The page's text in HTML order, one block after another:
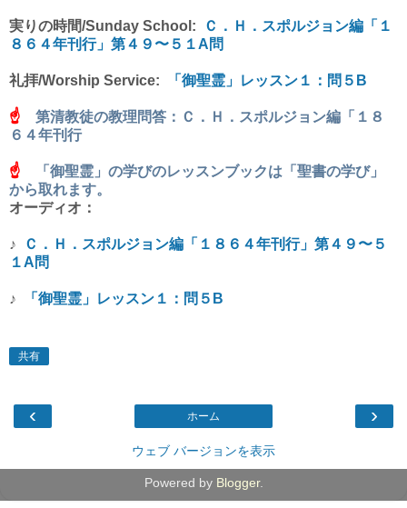
実りの時間/Sunday School:
Ｃ．Ｈ．スポルジョン編「１
８６４年刊行」第４９〜５１A問
礼拝/Worship Service: 「御聖霊」レッスン１：問５B
☝
第清教徒の教理問答：Ｃ．Ｈ．スポルジョン編「１８
６４年刊行
☝
「御聖霊」の学びのレッスンブックは「聖書の学び」
から取れます。
オーディオ：
♪
Ｃ．Ｈ．スポルジョン編「１８６４年刊行」第４９〜５
１A問
♪ 「御聖霊」レッスン１：問５B
共有
‹ ›
ホーム
ウェブ バージョンを表示
Powered by Blogger.